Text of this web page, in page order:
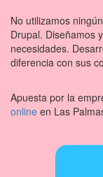
No utilizamos
Drupal. Diseñamos
necesidades.
diferencia con sus
Apuesta por la
online en Las